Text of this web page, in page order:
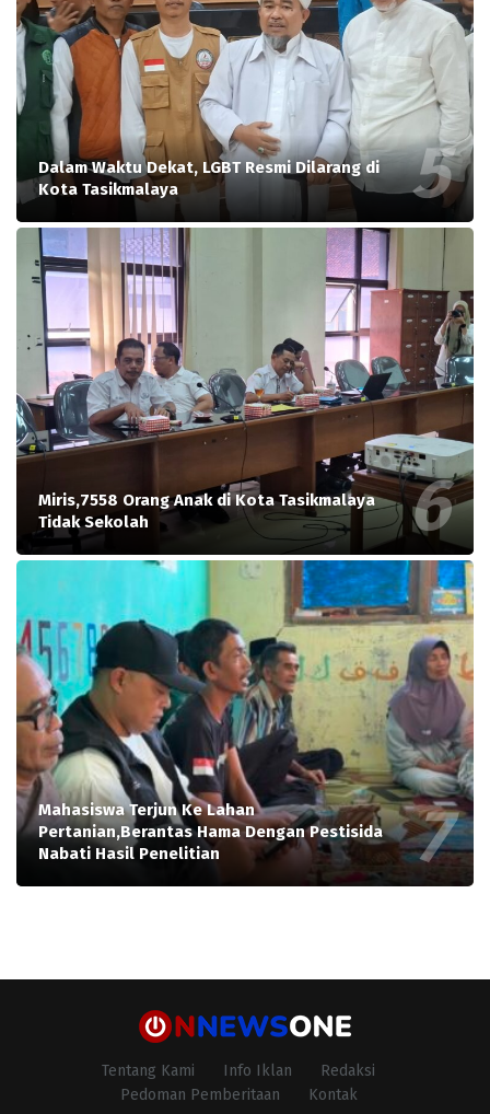
Dalam Waktu Dekat, LGBT Resmi Dilarang di
Kota Tasikmalaya
Miris,7558 Orang Anak di Kota Tasikmalaya
Tidak Sekolah
Mahasiswa Terjun Ke Lahan
Pertanian,Berantas Hama Dengan Pestisida
Nabati Hasil Penelitian
Tentang Kami Info Iklan
Redaksi
Pedoman Pemberitaan
Kontak